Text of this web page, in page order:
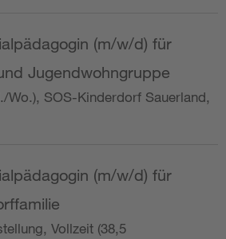
(m/w/d) für
Jugendwohngruppe
Wo.), SOS-Kinderdorf Sauerland,
(m/w/d) für
Vollzeit (38,5